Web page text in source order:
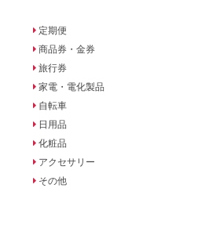
定期便
商品券・金券
旅行券
家電・電化製品
自転車
日用品
化粧品
アクセサリー
その他